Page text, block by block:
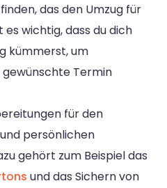
das den Umzug für
wichtig, dass du dich
kümmerst, um
Termin
für den
persönlichen
gehört zum Beispiel das
und das Sichern von